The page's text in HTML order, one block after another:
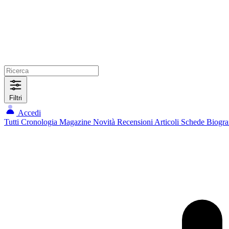
Filtri
Accedi
Tutti Cronologia Magazine Novità Recensioni Articoli Schede